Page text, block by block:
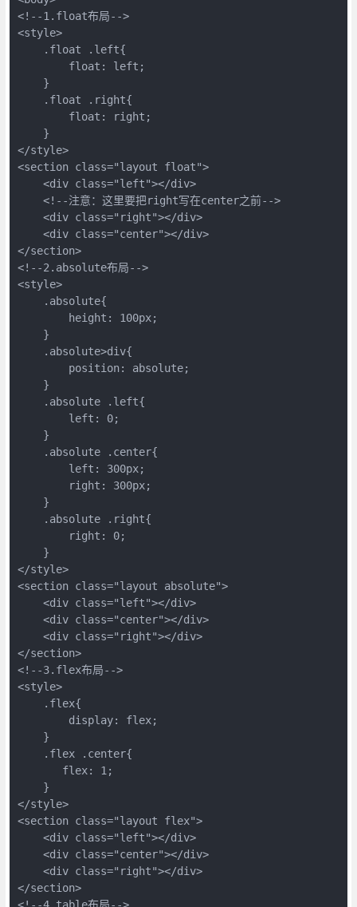
<!--1.float布局-->
<style>
    .float .left{
        float: left;
    }
    .float .right{
        float: right;
    }
</style>
<section class="layout float">
    <div class="left"></div>
    <!--注意：这里要把right写在center之前-->
    <div class="right"></div>
    <div class="center"></div>
</section>
<!--2.absolute布局-->
<style>
    .absolute{
        height: 100px;
    }
    .absolute>div{
        position: absolute;
    }
    .absolute .left{
        left: 0;
    }
    .absolute .center{
        left: 300px;
        right: 300px;
    }
    .absolute .right{
        right: 0;
    }
</style>
<section class="layout absolute">
    <div class="left"></div>
    <div class="center"></div>
    <div class="right"></div>
</section>
<!--3.flex布局-->
<style>
    .flex{
        display: flex;
    }
    .flex .center{
       flex: 1;
    }
</style>
<section class="layout flex">
    <div class="left"></div>
    <div class="center"></div>
    <div class="right"></div>
</section>
<!--4.table布局-->